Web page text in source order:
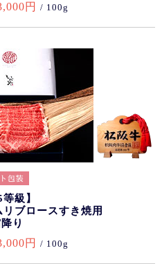
円 / 100g
等級】
ブロースすき焼用
り
円 / 100g